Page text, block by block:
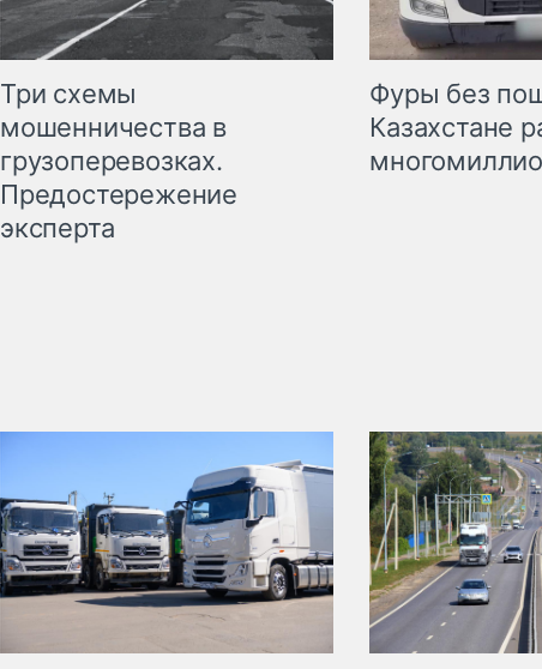
Три схемы
мошенничества в
грузоперевозках.
Предостережение
эксперта
Фуры без
Казахстане